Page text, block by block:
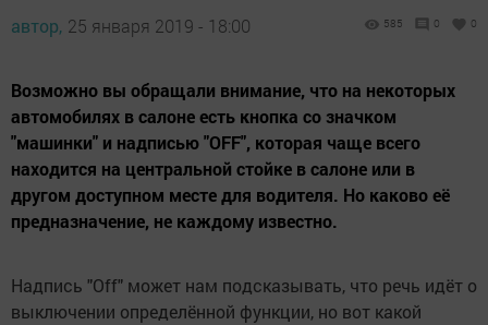
автор, 25 января 2019 - 18:00 585 0 0
Возможно вы обращали внимание, что на некоторых
автомобилях в салоне есть кнопка со значком
"машинки" и надписью "OFF", которая чаще всего
находится на центральной стойке в салоне или в
другом доступном месте для водителя. Но каково её
предназначение, не каждому известно.
Надпись "Off" может нам подсказывать, что речь идёт о
выключении определённой функции, но вот какой